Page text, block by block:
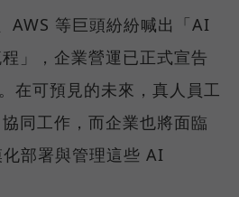
AWS 等巨頭紛紛喊出「AI
」，企業營運已正式宣告
在可預見的未來，真人員工
同工作，而企業也將面臨
部署與管理這些 AI